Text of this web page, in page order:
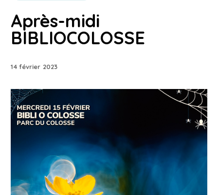
Après-midi
BIBLIOCOLOSSE
14 février 2023